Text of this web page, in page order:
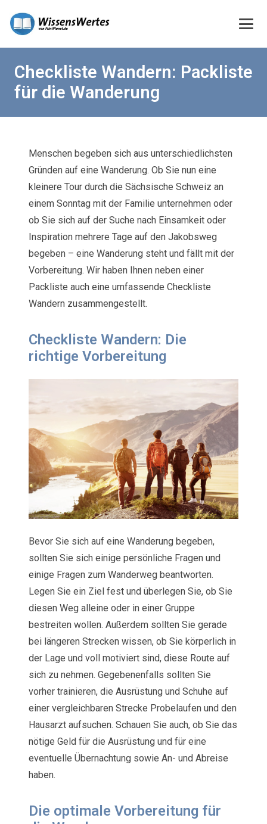
Checkliste Wandern: Packliste
für die Wanderung
Menschen begeben sich aus unterschiedlichsten
Gründen auf eine Wanderung. Ob Sie nun eine
kleinere Tour durch die Sächsische Schweiz an
einem Sonntag mit der Familie unternehmen oder
ob Sie sich auf der Suche nach Einsamkeit oder
Inspiration mehrere Tage auf den Jakobsweg
begeben – eine Wanderung steht und fällt mit der
Vorbereitung. Wir haben Ihnen neben einer
Packliste auch eine umfassende Checkliste
Wandern zusammengestellt.
Checkliste Wandern: Die
richtige Vorbereitung
Bevor Sie sich auf eine Wanderung begeben,
sollten Sie sich einige persönliche Fragen und
einige Fragen zum Wanderweg beantworten.
Legen Sie ein Ziel fest und überlegen Sie, ob Sie
diesen Weg alleine oder in einer Gruppe
bestreiten wollen. Außerdem sollten Sie gerade
bei längeren Strecken wissen, ob Sie körperlich in
der Lage und voll motiviert sind, diese Route auf
sich zu nehmen. Gegebenenfalls sollten Sie
vorher trainieren, die Ausrüstung und Schuhe auf
einer vergleichbaren Strecke Probelaufen und den
Hausarzt aufsuchen. Schauen Sie auch, ob Sie das
nötige Geld für die Ausrüstung und für eine
eventuelle Übernachtung sowie An- und Abreise
haben.
Die optimale Vorbereitung für